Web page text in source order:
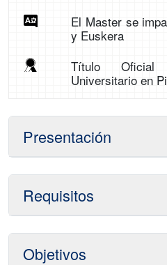
El Master se
y Euskera
Título
Universitario en
Presentación
Requisitos
Objetivos